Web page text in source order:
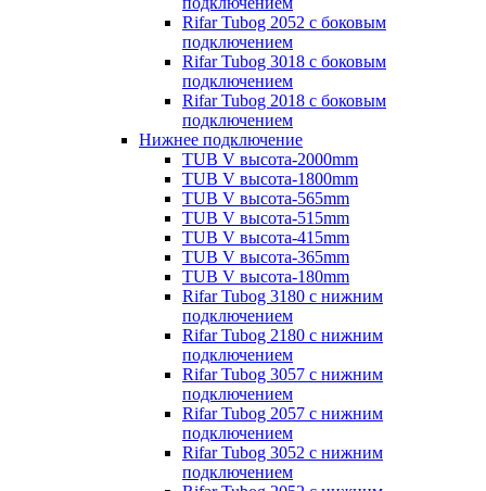
Rifar Tubog 2052 с боковым
подключением
Rifar Tubog 3018 с боковым
подключением
Rifar Tubog 2018 с боковым
подключением
Нижнее подключение
TUB V высота-2000mm
TUB V высота-1800mm
TUB V высота-565mm
TUB V высота-515mm
TUB V высота-415mm
TUB V высота-365mm
TUB V высота-180mm
Rifar Tubog 3180 с нижним
подключением
Rifar Tubog 2180 с нижним
подключением
Rifar Tubog 3057 с нижним
подключением
Rifar Tubog 2057 с нижним
подключением
Rifar Tubog 3052 с нижним
подключением